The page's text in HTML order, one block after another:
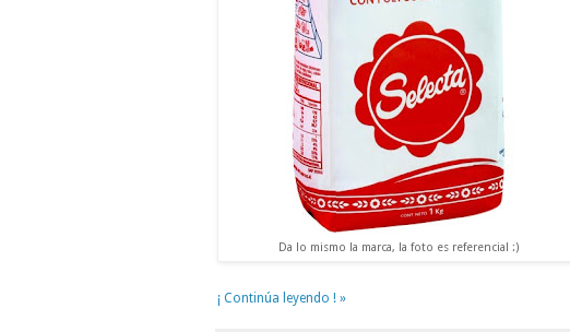
Da lo mismo la marca, la foto es referencial :)
¡ Continúa leyendo ! »